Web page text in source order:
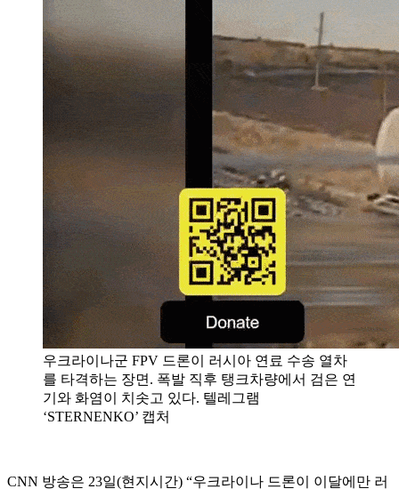
우크라이나군 FPV 드론이 러시아 연료 수송 열차
를 타격하는 장면. 폭발 직후 탱크차량에서 검은 연
기와 화염이 치솟고 있다. 텔레그램
‘STERNENKO’ 캡처
CNN 방송은 23일(현지시간) “우크라이나 드론이 이달에만 러